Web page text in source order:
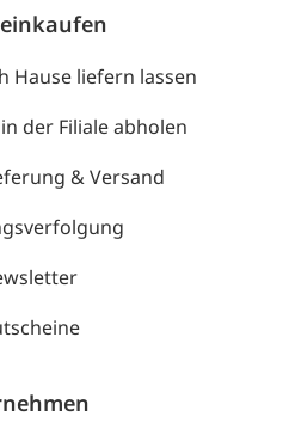
Hause liefern lassen
der Filiale abholen
& Versand